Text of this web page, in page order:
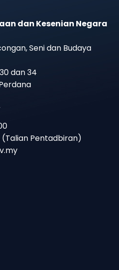
dan Kesenian Negara
Seni dan Budaya
30 dan 34
(Talian Pentadbiran)